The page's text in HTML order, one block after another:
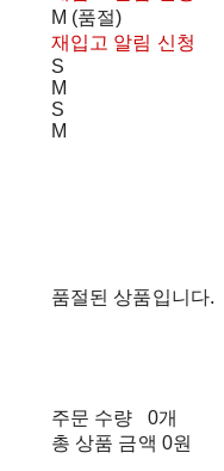
M (품절)
재입고 알림 신청
S
M
S
M
품절된 상품입니다.
주문 수량
0개
총 상품 금액 0원